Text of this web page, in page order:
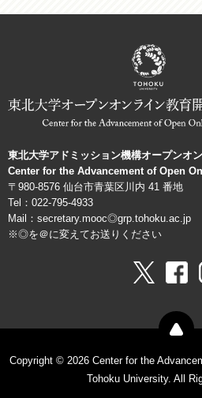
構
東北大学アドミッション機構オープンオ
Center for the Advancement of Open
〒980-8576 仙台市青葉区川内 41 番地
Tel：022-795-4933
Mail：secretary.mooc◎grp.tohoku.ac.jp
※◎を＠に変えてお送りください
Copyright © 2026 Center for the
Tohoku University. All